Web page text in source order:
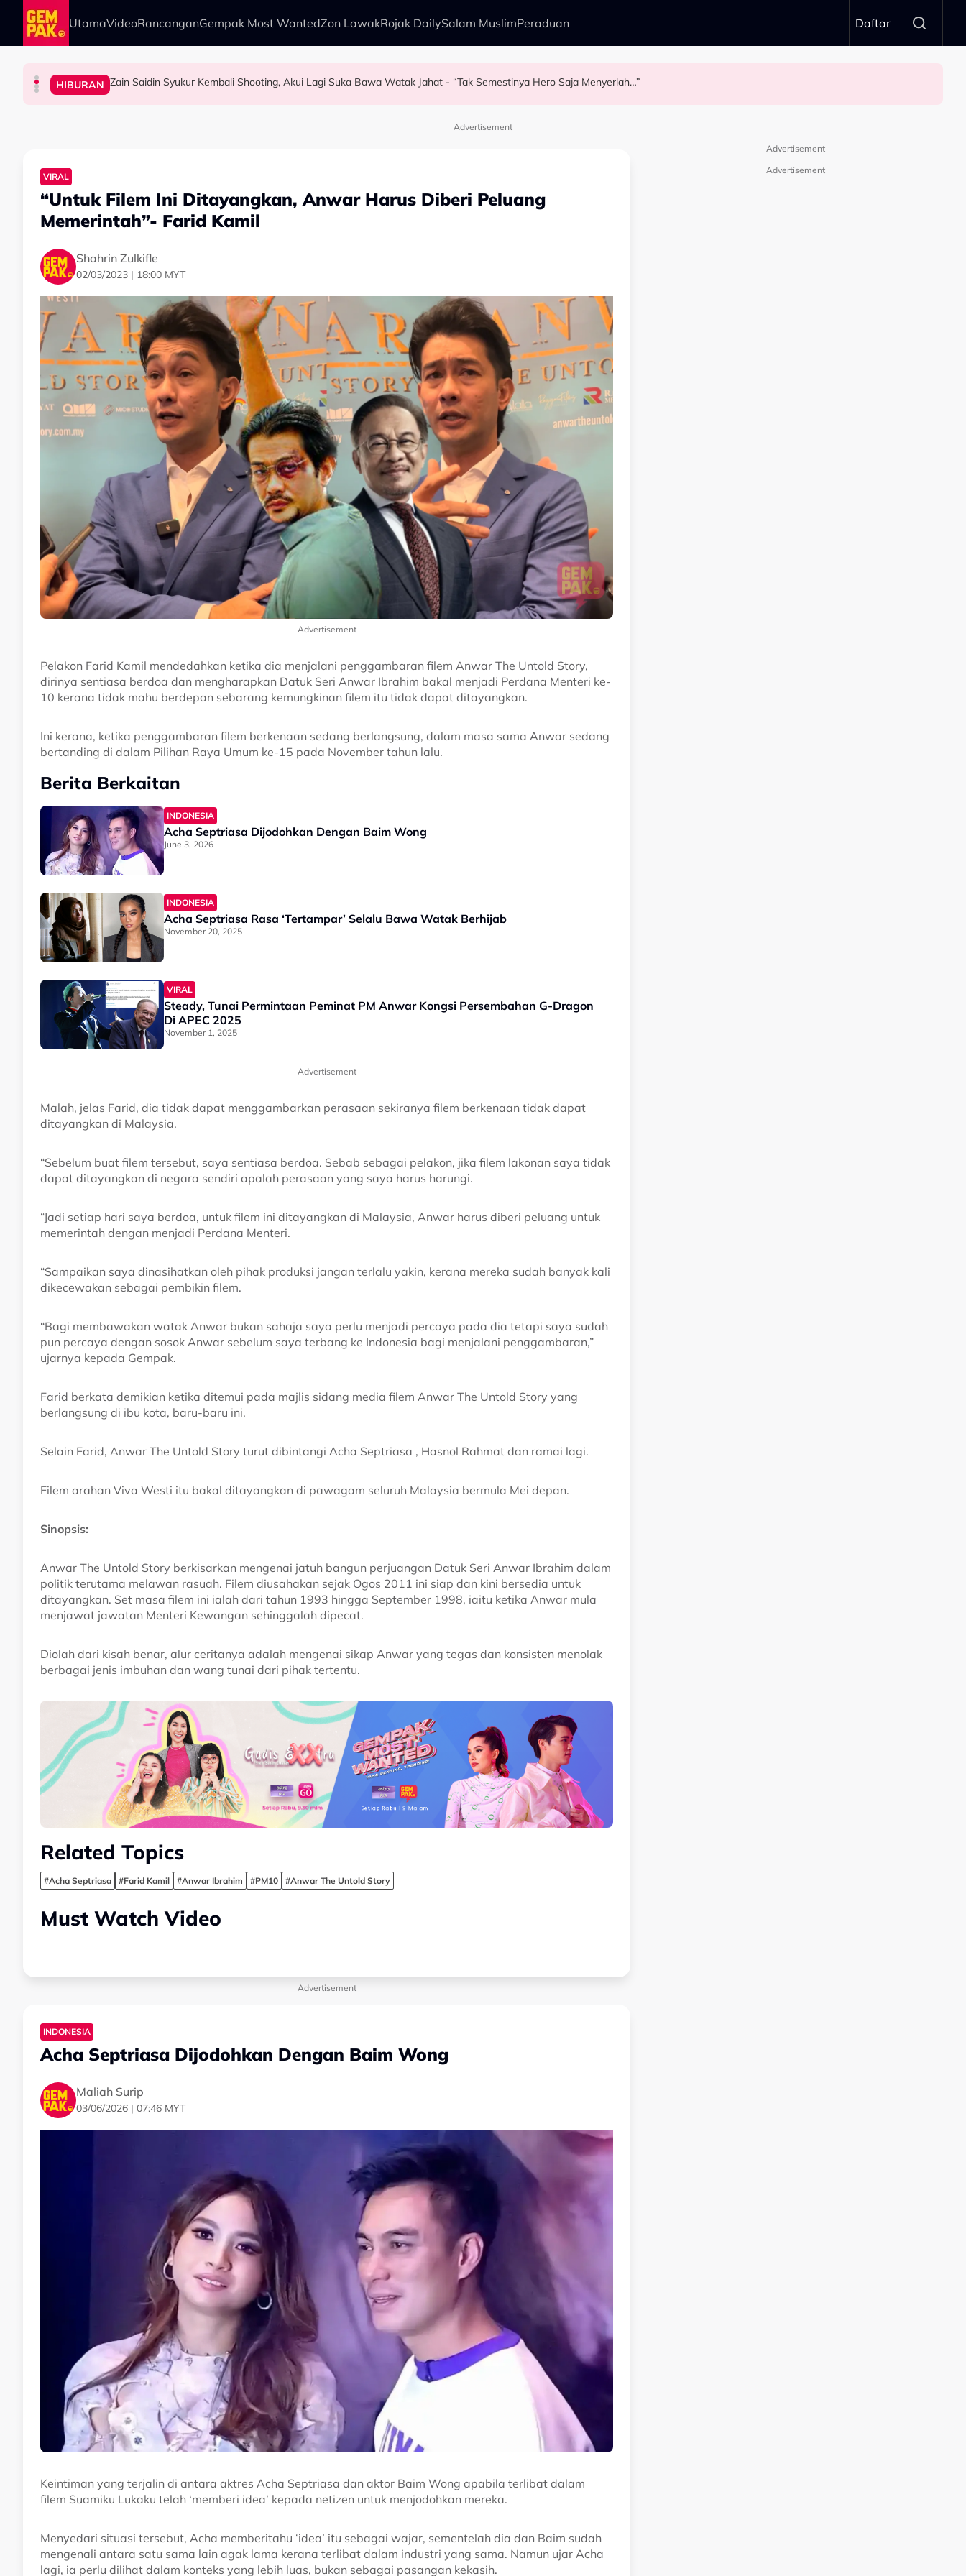
Skip to main content
UtamaVideoRancanganGempak Most WantedZon LawakRojak DailySalam MuslimPeraduan Daftar
HIBURAN “Ramai Pihak Dekati Saya, Jaclyn Victor & Ning Baizura Untuk…” - Shila Amzah
HIBURAN Zain Saidin Syukur Kembali Shooting, Akui Lagi Suka Bawa Watak Jahat - “Tak Semestinya Hero Saja Menyerlah…”
GAYA HIDUP MPO Beri Penghormatan Untuk Alfonso Soliano Di Dewan Filharmonik Petronas
HIBURAN “Harapnya Tahun Ini Terakhir La Untuk Saya…” - Ezzanie Jasny
Advertisement
VIRAL
“Untuk Filem Ini Ditayangkan, Anwar Harus Diberi Peluang
Memerintah”- Farid Kamil
Shahrin Zulkifle
02/03/2023 | 18:00 MYT
Advertisement
Pelakon Farid Kamil mendedahkan ketika dia menjalani penggambaran filem Anwar The Untold Story,
dirinya sentiasa berdoa dan mengharapkan Datuk Seri Anwar Ibrahim bakal menjadi Perdana Menteri ke-
10 kerana tidak mahu berdepan sebarang kemungkinan filem itu tidak dapat ditayangkan.
Ini kerana, ketika penggambaran filem berkenaan sedang berlangsung, dalam masa sama Anwar sedang
bertanding di dalam Pilihan Raya Umum ke-15 pada November tahun lalu.
Berita Berkaitan
INDONESIA
Acha Septriasa Dijodohkan Dengan Baim Wong
June 3, 2026
INDONESIA
Acha Septriasa Rasa ‘Tertampar’ Selalu Bawa Watak Berhijab
November 20, 2025
VIRAL
Steady, Tunai Permintaan Peminat PM Anwar Kongsi Persembahan G-Dragon
Di APEC 2025
November 1, 2025
Advertisement
Malah, jelas Farid, dia tidak dapat menggambarkan perasaan sekiranya filem berkenaan tidak dapat
ditayangkan di Malaysia.
“Sebelum buat filem tersebut, saya sentiasa berdoa. Sebab sebagai pelakon, jika filem lakonan saya tidak
dapat ditayangkan di negara sendiri apalah perasaan yang saya harus harungi.
“Jadi setiap hari saya berdoa, untuk filem ini ditayangkan di Malaysia, Anwar harus diberi peluang untuk
memerintah dengan menjadi Perdana Menteri.
“Sampaikan saya dinasihatkan oleh pihak produksi jangan terlalu yakin, kerana mereka sudah banyak kali
dikecewakan sebagai pembikin filem.
“Bagi membawakan watak Anwar bukan sahaja saya perlu menjadi percaya pada dia tetapi saya sudah
pun percaya dengan sosok Anwar sebelum saya terbang ke Indonesia bagi menjalani penggambaran,”
ujarnya kepada Gempak.
Farid berkata demikian ketika ditemui pada majlis sidang media filem Anwar The Untold Story yang
berlangsung di ibu kota, baru-baru ini.
Selain Farid, Anwar The Untold Story turut dibintangi Acha Septriasa , Hasnol Rahmat dan ramai lagi.
Filem arahan Viva Westi itu bakal ditayangkan di pawagam seluruh Malaysia bermula Mei depan.
Sinopsis:
Anwar The Untold Story berkisarkan mengenai jatuh bangun perjuangan Datuk Seri Anwar Ibrahim dalam
politik terutama melawan rasuah. Filem diusahakan sejak Ogos 2011 ini siap dan kini bersedia untuk
ditayangkan. Set masa filem ini ialah dari tahun 1993 hingga September 1998, iaitu ketika Anwar mula
menjawat jawatan Menteri Kewangan sehinggalah dipecat.
Diolah dari kisah benar, alur ceritanya adalah mengenai sikap Anwar yang tegas dan konsisten menolak
berbagai jenis imbuhan dan wang tunai dari pihak tertentu.
Related Topics
#Acha Septriasa #Farid Kamil #Anwar Ibrahim #PM10 #Anwar The Untold Story
Must Watch Video
Advertisement
INDONESIA
Acha Septriasa Dijodohkan Dengan Baim Wong
Maliah Surip
03/06/2026 | 07:46 MYT
Keintiman yang terjalin di antara aktres Acha Septriasa dan aktor Baim Wong apabila terlibat dalam
filem Suamiku Lukaku telah ‘memberi idea’ kepada netizen untuk menjodohkan mereka.
Menyedari situasi tersebut, Acha memberitahu ‘idea’ itu sebagai wajar, sementelah dia dan Baim sudah
mengenali antara satu sama lain agak lama kerana terlibat dalam industri yang sama. Namun ujar Acha
lagi, ia perlu dilihat dalam konteks yang lebih luas, bukan sebagai pasangan kekasih.
Advertisement
Advertisement